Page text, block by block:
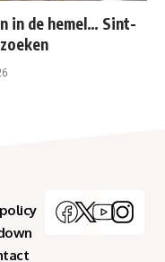
in de hemel… Sint-